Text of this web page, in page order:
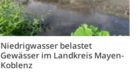
Niedrigwasser belastet
Gewässer im Landkreis Mayen-
Koblenz